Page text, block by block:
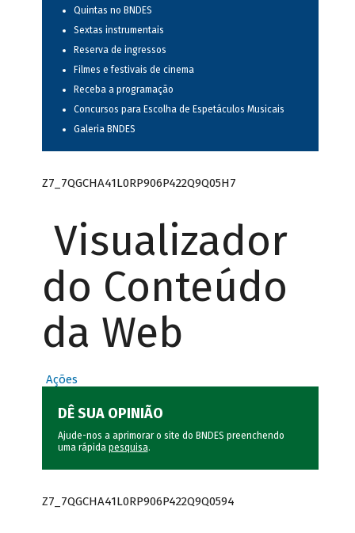
Quintas no BNDES
Sextas instrumentais
Reserva de ingressos
Filmes e festivais de cinema
Receba a programação
Concursos para Escolha de Espetáculos Musicais
Galeria BNDES
Z7_7QGCHA41L0RP906P422Q9Q05H7
Visualizador
do Conteúdo
da Web
Ações
DÊ SUA OPINIÃO
Ajude-nos a aprimorar o site do BNDES preenchendo
uma rápida pesquisa.
Z7_7QGCHA41L0RP906P422Q9Q0594